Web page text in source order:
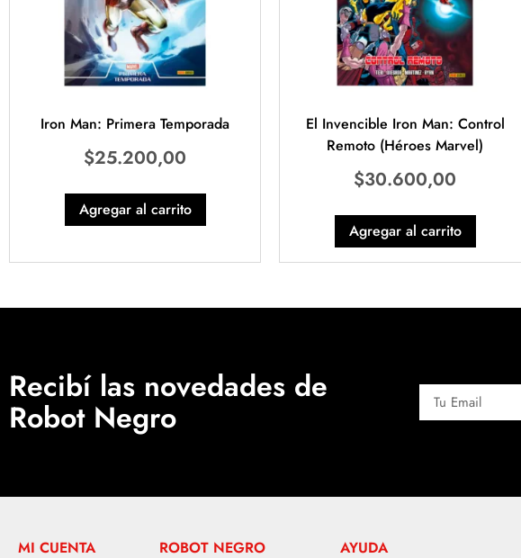
Iron Man: Primera Temporada
$25.200,00
Agregar al carrito
El Invencible Iron Man: Control
Remoto (Héroes Marvel)
$30.600,00
Agregar al carrito
Recibí las novedades de
Robot Negro
MI CUENTA ROBOT NEGRO AYUDA